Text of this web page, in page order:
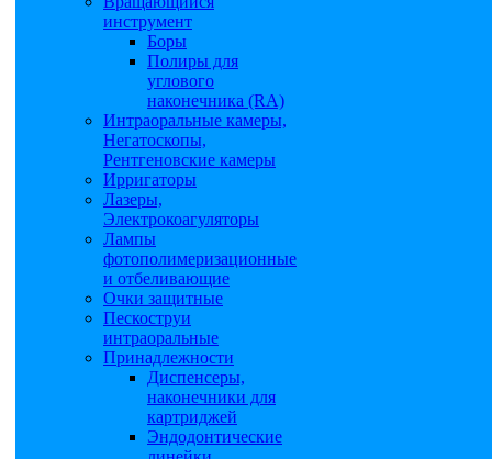
инструмент
Боры
Полиры для
углового
наконечника (RA)
Интраоральные камеры,
Негатоскопы,
Рентгеновские камеры
Ирригаторы
Лазеры,
Электрокоагуляторы
Лампы
фотополимеризационные
и отбеливающие
Очки защитные
Пескоструи
интраоральные
Принадлежности
Диспенсеры,
наконечники для
картриджей
Эндодонтические